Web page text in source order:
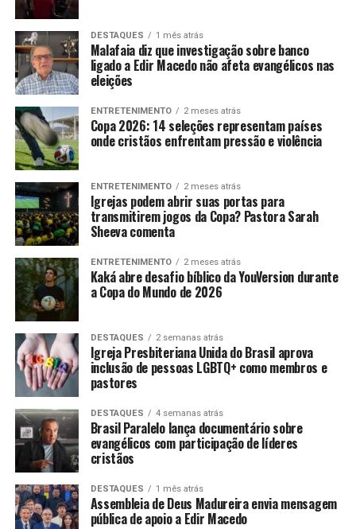
DESTAQUES 1 mês atrás
Malafaia diz que investigação sobre banco
ligado a Edir Macedo não afeta evangélicos nas
eleições
ENTRETENIMENTO 2 meses atrás
Copa 2026: 14 seleções representam países
onde cristãos enfrentam pressão e violência
ENTRETENIMENTO 2 meses atrás
Igrejas podem abrir suas portas para
transmitirem jogos da Copa? Pastora Sarah
Sheeva comenta
ENTRETENIMENTO 2 meses atrás
Kaká abre desafio bíblico da YouVersion durante
a Copa do Mundo de 2026
DESTAQUES 2 semanas atrás
Igreja Presbiteriana Unida do Brasil aprova
inclusão de pessoas LGBTQ+ como membros e
pastores
DESTAQUES 4 semanas atrás
Brasil Paralelo lança documentário sobre
evangélicos com participação de líderes
cristãos
DESTAQUES 1 mês atrás
Assembleia de Deus Madureira envia mensagem
pública de apoio a Edir Macedo